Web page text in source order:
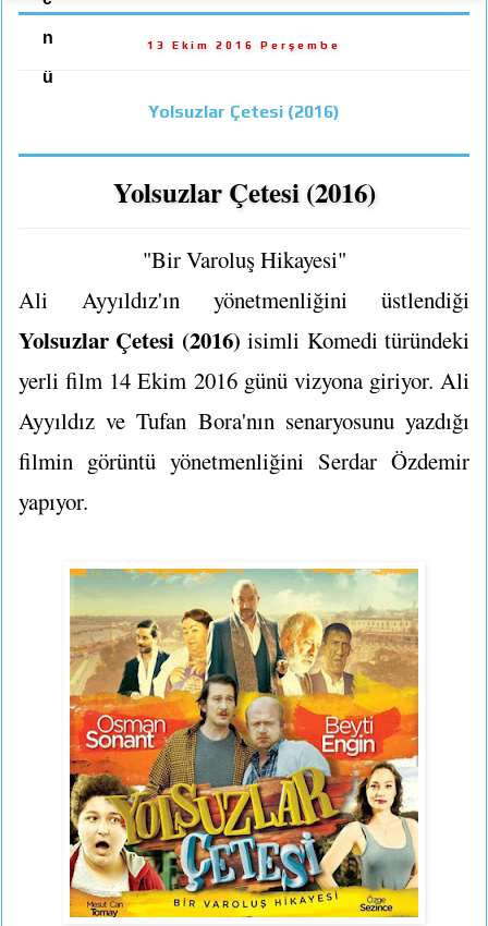
n
ü
13 Ekim 2016 Perşembe
Yolsuzlar Çetesi (2016)
Yolsuzlar Çetesi (2016)
"Bir Varoluş Hikayesi"
Ali Ayyıldız'ın yönetmenliğini üstlendiği
Yolsuzlar Çetesi (2016) isimli Komedi türündeki
yerli film 14 Ekim 2016 günü vizyona giriyor. Ali
Ayyıldız ve Tufan Bora'nın senaryosunu yazdığı
filmin görüntü yönetmenliğini Serdar Özdemir
yapıyor.